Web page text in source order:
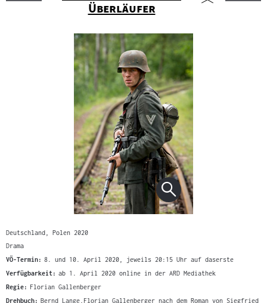
Überläufer"
Deutschland, Polen 2020
Drama
VÖ-Termin: 8. und 10. April 2020, jeweils 20:15 Uhr auf daserste
Verfügbarkeit: ab 1. April 2020 online in der ARD Mediathek
Regie: Florian Gallenberger
Drehbuch: Bernd Lange,Florian Gallenberger nach dem Roman von Siegfried